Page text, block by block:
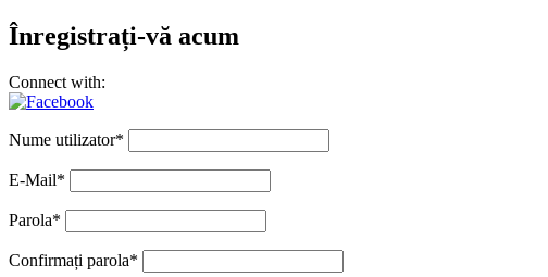
Înregistrați-vă acum
Connect with:
Nume utilizator*
E-Mail*
Parola*
Confirmați parola*